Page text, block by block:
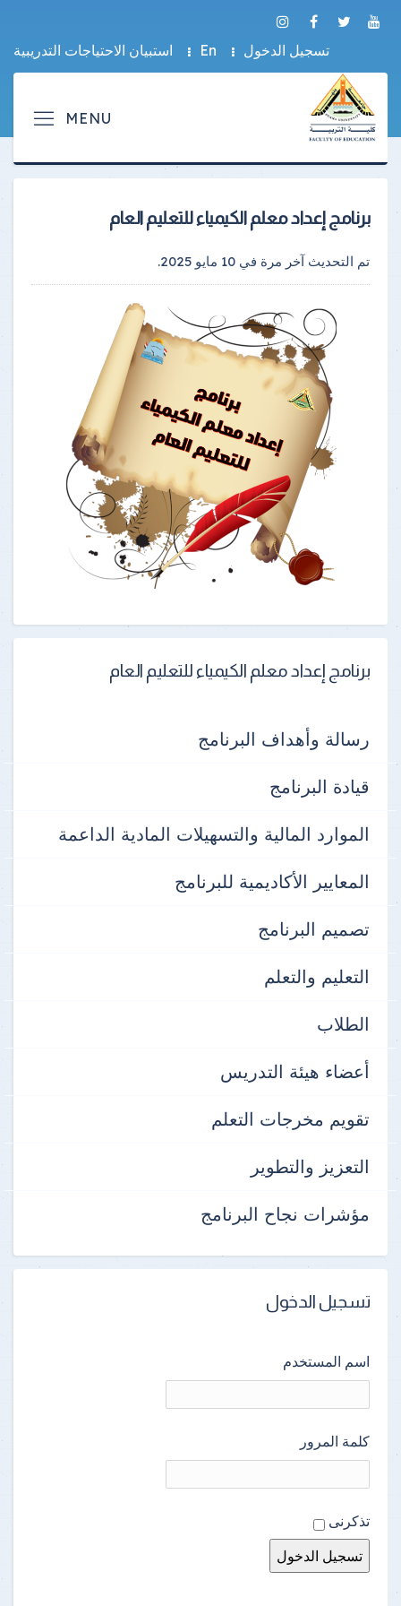
تسجيل الدخول En استبيان الاحتياجات التدريبية
برنامج إعداد معلم الكيمياء للتعليم العام
تم التحديث آخر مرة في 10 مايو 2025 .
برنامج إعداد معلم الكيمياء للتعليم العام
رسالة وأهداف البرنامج
قيادة البرنامج
الموارد المالية والتسهيلات المادية الداعمة
المعايير الأكاديمية للبرنامج
تصميم البرنامج
التعليم والتعلم
الطلاب
أعضاء هيئة التدريس
تقويم مخرجات التعلم
التعزيز والتطوير
مؤشرات نجاح البرنامج
تسجيل الدخول
اسم المستخدم
كلمة المرور
تذكرنى